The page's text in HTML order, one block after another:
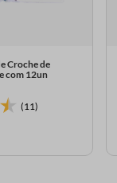
Croche de
com 12un
(11)